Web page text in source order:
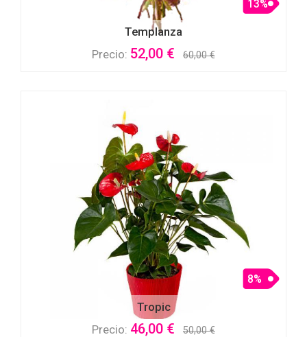
Templanza
13%
Precio: 52,00 € 60,00 €
Tropic
8%
Precio: 46,00 € 50,00 €